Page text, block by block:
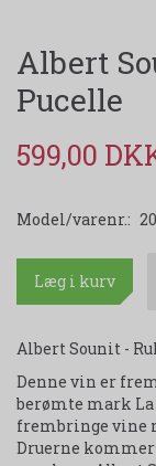
Albert
Pucelle
599,00
Model/varenr.:
Læg i kurv
Albert Sounit -
Denne vin er
berømte mark
frembringe vine
Druerne